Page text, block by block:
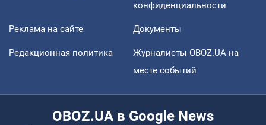
конфиденциальности
Реклама на сайте Документы
Редакционная политика
Журналисты OBOZ.UA на
месте событий
OBOZ.UA в Google News